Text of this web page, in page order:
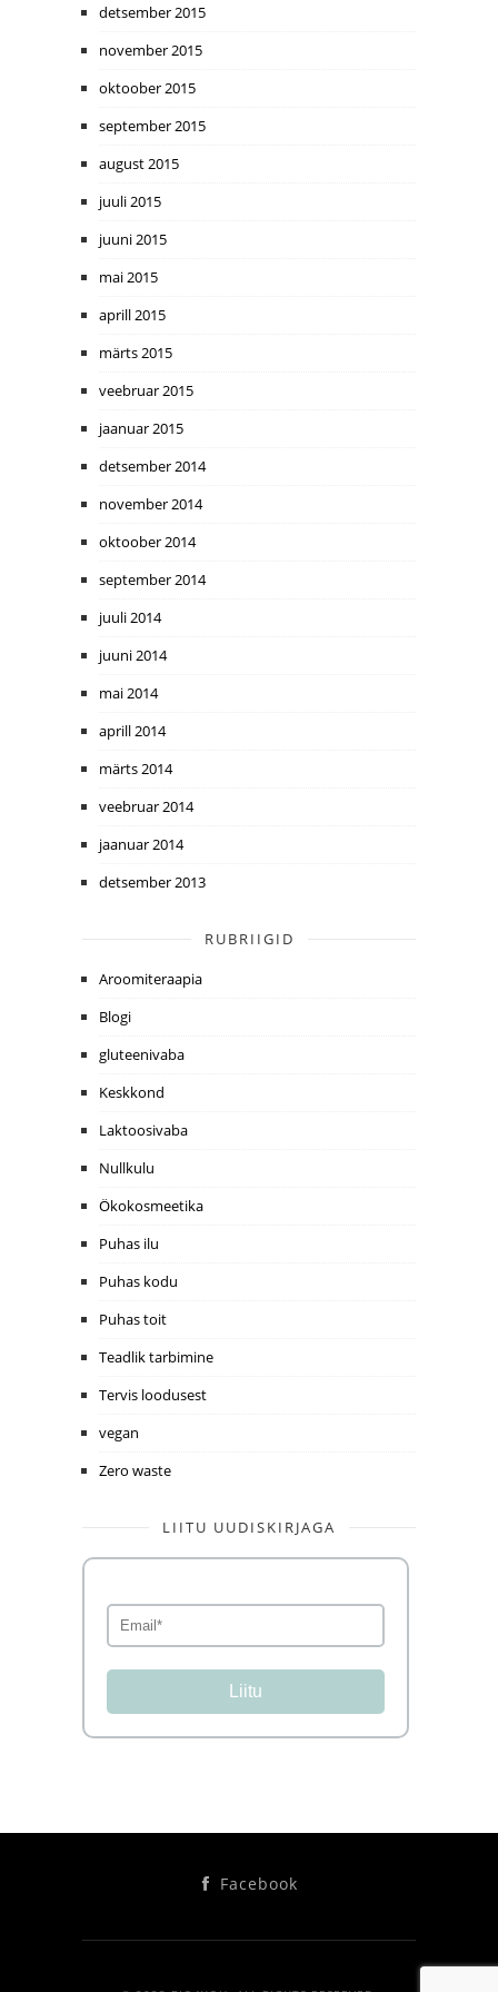
detsember 2015
november 2015
oktoober 2015
september 2015
august 2015
juuli 2015
juuni 2015
mai 2015
aprill 2015
märts 2015
veebruar 2015
jaanuar 2015
detsember 2014
november 2014
oktoober 2014
september 2014
juuli 2014
juuni 2014
mai 2014
aprill 2014
märts 2014
veebruar 2014
jaanuar 2014
detsember 2013
RUBRIIGID
Aroomiteraapia
Blogi
gluteenivaba
Keskkond
Laktoosivaba
Nullkulu
Ökokosmeetika
Puhas ilu
Puhas kodu
Puhas toit
Teadlik tarbimine
Tervis loodusest
vegan
Zero waste
LIITU UUDISKIRJAGA
Liitu
Facebook